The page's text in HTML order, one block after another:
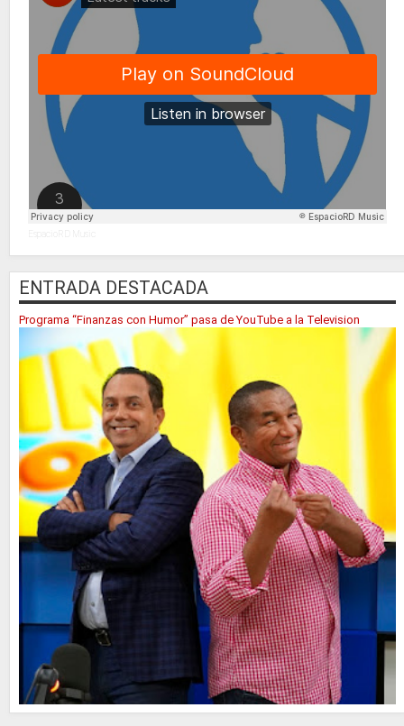
ENTRADA DESTACADA
Programa “Finanzas con Humor” pasa de YouTube a la Television